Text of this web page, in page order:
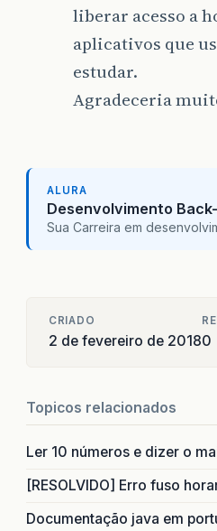
liberar acesso a
aplicativos que
estudar.
Agradeceria
ALURA
Desenvolvimento
Sua Carreira em
CRIADO
2 de fevereiro de 20180
Topicos relacionados
Ler 10 números e dizer o
[RESOLVIDO] Erro fuso
Documentação java em